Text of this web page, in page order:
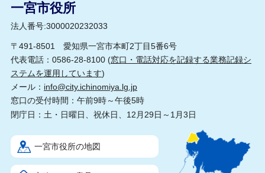
一宮市役所
法人番号:3000020232033
〒491-8501 愛知県一宮市本町2丁目5番6号
代表電話：0586-28-8100 (窓口・電話対応を記録する業務記録シ
ステムを運用しています)
メール： info@city.ichinomiya.lg.jp
窓口の受付時間：午前9時～午後5時
閉庁日：土・日曜日、祝休日、12月29日～1月3日
一宮市役所の地図